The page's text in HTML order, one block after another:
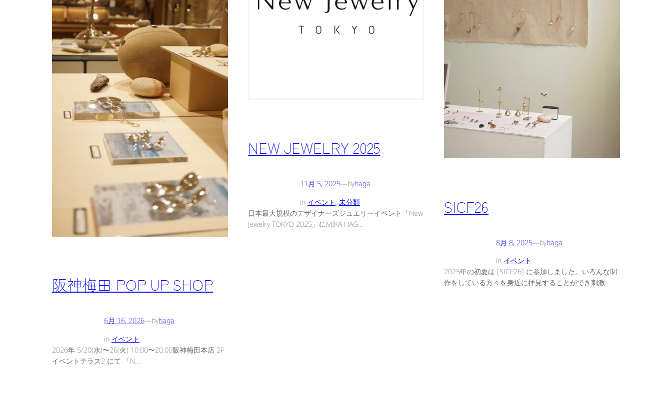
阪神梅田 POP UP SHOP
6月 16, 2026—byhaga
in イベント
2026年 5/20(水)〜26(火) 10:00〜20:00阪神梅田本店 2F
イベントテラス2 にて 「N…
NEW JEWELRY 2025
11月 5, 2025—byhaga
in イベント , 未分類
日本最大規模のデザイナーズジュエリーイベント「New
Jewelry TOKYO 2025」にMIKA HAG…
SICF26
8月 8, 2025—byhaga
in イベント
2025年の初夏は [SICF26] に参加しました。いろんな制
作をしている方々を身近に拝見することができ刺激…